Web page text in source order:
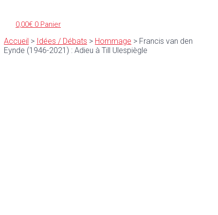
0,00€ 0 Panier
Accueil > Idées / Débats > Hommage > Francis van den
Eynde (1946-2021) : Adieu à Till Ulespiègle